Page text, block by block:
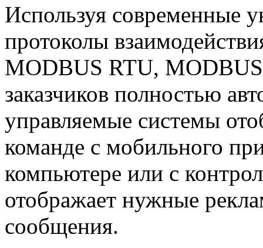
Используя современные
протоколы
MODBUS RTU,
заказчиков полностью
управляемые системы
команде с мобильного
компьютере или с
отображает нужные
сообщения.